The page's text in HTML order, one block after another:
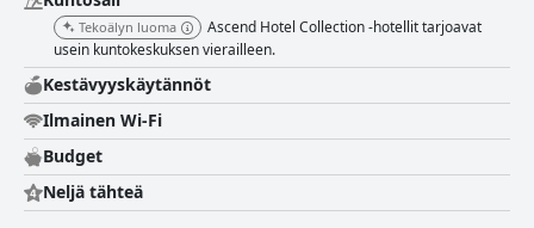
Tekoälyn luoma
Ascend Hotel Collection -hotellit tarjoavat
usein kuntokeskuksen vierailleen.
Kestävyyskäytännöt
Ilmainen Wi-Fi
Budget
Neljä tähteä